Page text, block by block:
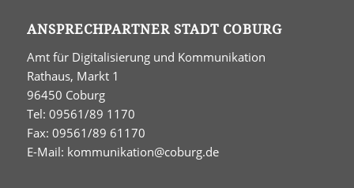
ANSPRECHPARTNER STADT COBURG
Amt für Digitalisierung und Kommunikation
Rathaus, Markt 1
96450 Coburg
Tel: 09561/89 1170
Fax: 09561/89 61170
E-Mail: kommunikation@coburg.de